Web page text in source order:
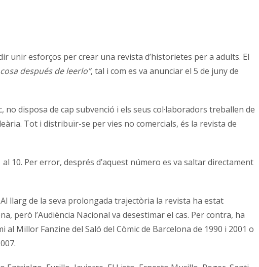
unir esforços per crear una revista d’historietes per a adults. El
después de leerlo”, tal i com es va anunciar el 5 de juny de
disposa de cap subvenció i els seus col·laboradors treballen de
Tot i distribuïr-se per vies no comercials, és la revista de
10. Per error, després d’aquest número es va saltar directament
llarg de la seva prolongada trajectòria la revista ha estat
però l’Audiència Nacional va desestimar el cas. Per contra, ha
Millor Fanzine del Saló del Còmic de Barcelona de 1990 i 2001 o